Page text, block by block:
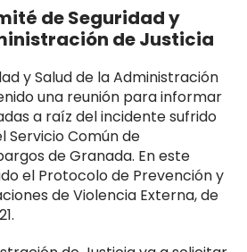
de Seguridad y
de Justicia
y Salud de la Administración
una reunión para informar
a raíz del incidente sufrido
Servicio Común de
de Granada. En este
el Protocolo de Prevención y
de Violencia Externa, de